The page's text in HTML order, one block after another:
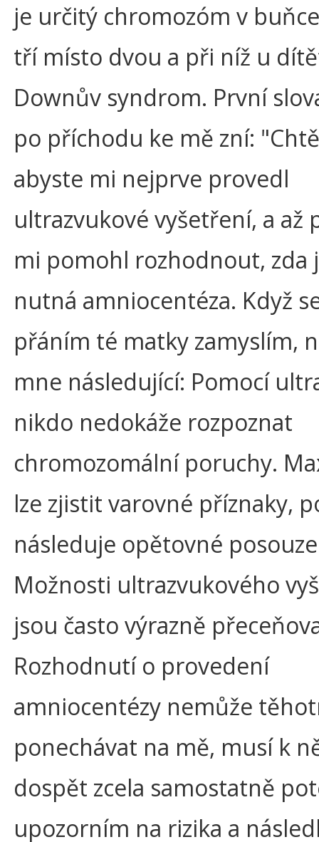
je určitý chromozóm v
tří místo dvou a při níž u
Downův syndrom. První
po příchodu ke mě zní:
abyste mi nejprve provedl
ultrazvukové vyšetření, a až
mi pomohl rozhodnout, zda
nutná amniocentéza. Když
přáním té matky zamyslím,
mne následující: Pomocí
nikdo nedokáže rozpoznat
chromozomální poruchy.
lze zjistit varovné příznaky,
následuje opětovné
Možnosti ultrazvukového
jsou často výrazně
Rozhodnutí o provedení
amniocentézy nemůže
ponechávat na mě, musí k
dospět zcela samostatně
upozorním na rizika a